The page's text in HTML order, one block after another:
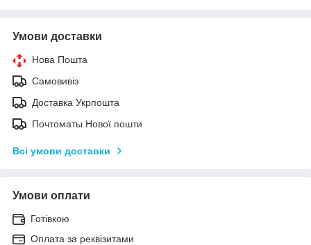
Умови доставки
Нова Пошта
Самовивіз
Доставка Укрпошта
Почтоматы Нової пошти
Всі умови доставки
Умови оплати
Готівкою
Оплата за реквізитами